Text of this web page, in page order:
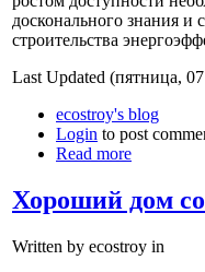
досконального знания и
строительства
Last Updated (пятница,
ecostroy's blog
Login to post
Read more
Хороший дом
Written by ecostroy in